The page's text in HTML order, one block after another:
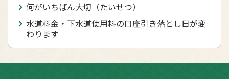
何がいちばん大切（たいせつ）
水道料金・下水道使用料の口座引き落とし日が変
わります